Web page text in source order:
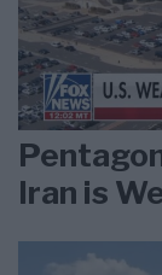
Iran is